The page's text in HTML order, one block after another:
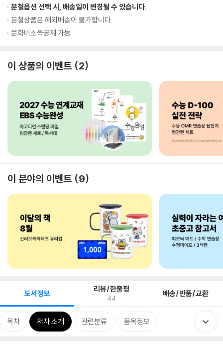
분철옵션 선택 시, 배송일이 변경될 수 있습니다.
분철상품은 해외배송이 불가합니다.
문화비소득공제 가능
이 상품의 이벤트 2
이 분야의 이벤트 9
도서정보 리뷰/한줄평
44 배송/반품/교환
목차 저자 소개 관련분류 품목정보